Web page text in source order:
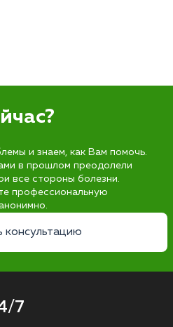
и знаем, как Вам помочь.
в прошлом преодолели
все стороны болезни.
профессиональную
консультацию
7